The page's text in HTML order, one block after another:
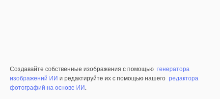
Создавайте собственные изображения с помощью генератора
изображений ИИ и редактируйте их с помощью нашего редактора
фотографий на основе ИИ.